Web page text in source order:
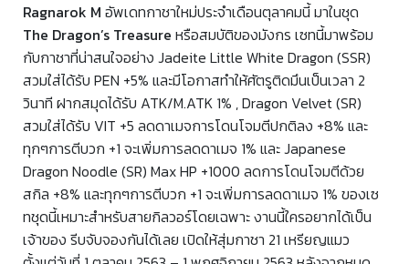
Ragnarok M อัพเดทกาชาใหม่ประจำเดือนตุลาคมนี้ มาในชุด
The Dragon’s Treasure หรือสมบัติของมังกร เซทนี้มาพร้อม
กับกาชาที่น่าสนใจอย่าง Jadeite Little White Dragon (SSR)
สวมใส่ได้รับ PEN +5% และมีโอกาสทำให้ศัตรูติดมึนเป็นเวลา 2
วินาที ฝากสมุดได้รับ ATK/M.ATK 1% , Dragon Velvet (SR)
สวมใส่ได้รับ VIT +5 ลดดาเมจการโดนโจมตีปกติลง +8% และ
ทุกๆการตีบวก +1 จะเพิ่มการลดดาเมจ 1% และ Japanese
Dragon Noodle (SR) Max HP +1000 ลดการโดนโจมตีด้วย
สกิล +8% และทุกๆการตีบวก +1 จะเพิ่มการลดดาเมจ 1% ของเซ
ทชุดนี้เหมาะสำหรับสายกิลวอร์โดยเฉพาะ งานนี้ใครอยากได้เป็น
เจ้าของ รีบจับจองกันได้เลย เปิดให้สุ่มกาชา 21 เหรียญแมว